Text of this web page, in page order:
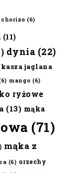
chorizo (6)
(11)
dynia (22)
kasza jaglana
mango (6)
ryżowe
(13) mąka
(71)
mąka z
(6) orzechy